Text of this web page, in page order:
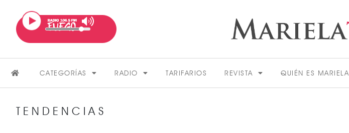
CATEGORÍAS RADIO TARIFARIOS REVISTA QUIÉN ES MARIELA
TENDENCIAS